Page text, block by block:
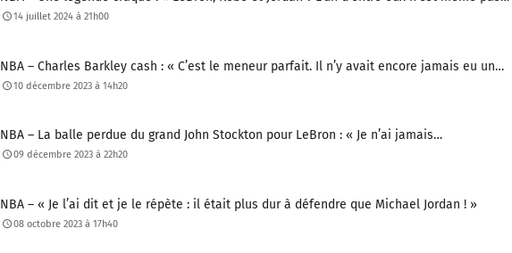
14 juillet 2024 à 21h00
NBA – Charles Barkley cash : « C’est le meneur parfait. Il n’y avait encore jamais eu un…
10 décembre 2023 à 14h20
NBA – La balle perdue du grand John Stockton pour LeBron : « Je n’ai jamais…
09 décembre 2023 à 22h20
NBA – « Je l’ai dit et je le répète : il était plus dur à défendre que Michael Jordan ! »
08 octobre 2023 à 17h40